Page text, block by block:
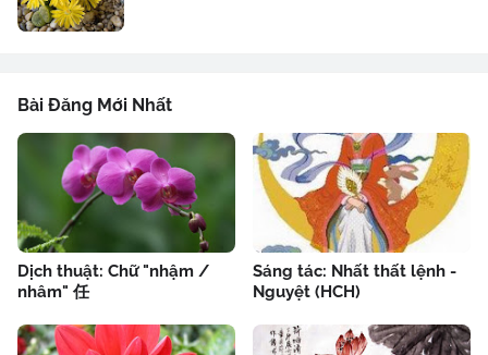
Bài Đăng Mới Nhất
Dịch thuật: Chữ "nhậm /
nhâm" 任
Sáng tác: Nhất thất lệnh -
Nguyệt (HCH)